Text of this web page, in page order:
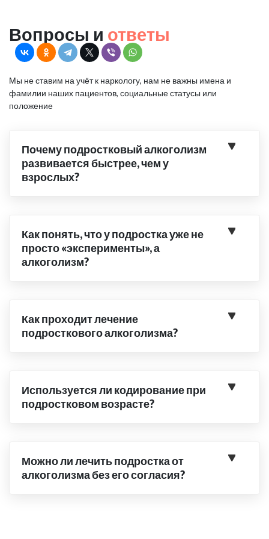
Вопросы и ответы
Мы не ставим на учёт к наркологу, нам не важны имена и
фамилии наших пациентов, социальные статусы или
положение
Почему подростковый алкоголизм
развивается быстрее, чем у
взрослых?
Как понять, что у подростка уже не
просто «эксперименты», а
алкоголизм?
Как проходит лечение
подросткового алкоголизма?
Используется ли кодирование при
подростковом возрасте?
Можно ли лечить подростка от
алкоголизма без его согласия?